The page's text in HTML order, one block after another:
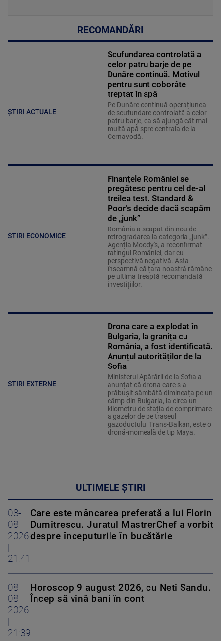
RECOMANDĂRI
ȘTIRI ACTUALE
Scufundarea controlată a
celor patru barje de pe
Dunăre continuă. Motivul
pentru sunt coborâte
treptat în apă
Pe Dunăre continuă operațiunea
de scufundare controlată a celor
patru barje, ca să ajungă cât mai
multă apă spre centrala de la
Cernavodă.
STIRI ECONOMICE
Finanțele României se
pregătesc pentru cel de-al
treilea test. Standard &
Poor’s decide dacă scapăm
de „junk”
România a scapat din nou de
retrogradarea la categoria „junk”.
Agenția Moody's, a reconfirmat
ratingul României, dar cu
perspectivă negativă. Asta
înseamnă că țara noastră rămâne
pe ultima treaptă recomandată
investițiilor.
STIRI EXTERNE
Drona care a explodat în
Bulgaria, la granița cu
România, a fost identificată.
Anunțul autorităților de la
Sofia
Ministerul Apărării de la Sofia a
anunțat că drona care s-a
prăbușit sâmbătă dimineața pe un
câmp din Bulgaria, la circa un
kilometru de stația de comprimare
a gazelor de pe traseul
gazoductului Trans-Balkan, este o
dronă-momeală de tip Maya.
ULTIMELE ȘTIRI
08-
08-
2026
21:41
Care este mâncarea preferată a lui Florin
Dumitrescu. Juratul MastrerChef a vorbit
despre începuturile în bucătărie
08-
08-
2026
21:39
Horoscop 9 august 2026, cu Neti Sandu.
Încep să vină bani în cont